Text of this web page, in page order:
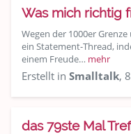
Was mich richtig
Wegen der 1000er
ein Statement-Thread,
einem Freude… mehr
Erstellt in Smalltalk,
das 79ste Mal